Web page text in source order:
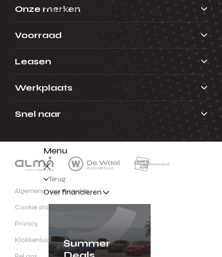
Zakelijk lease
Menu
Financial lease
Menu
Terug
Over financieren
Summer
Onze merken
Voorraad
Leasen
Werkplaats
Snel naar
Algemene voorwaarden
Cookie statement
Privacy
Klokkenluidersregeling